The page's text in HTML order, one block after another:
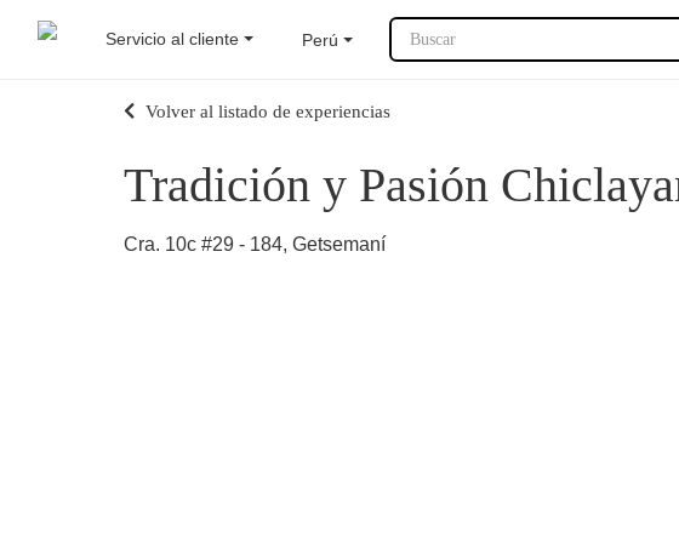
Servicio al cliente Perú Buscar
Volver al listado de experiencias
Tradición y Pasión
Cra. 10c #29 - 184, Getsemaní